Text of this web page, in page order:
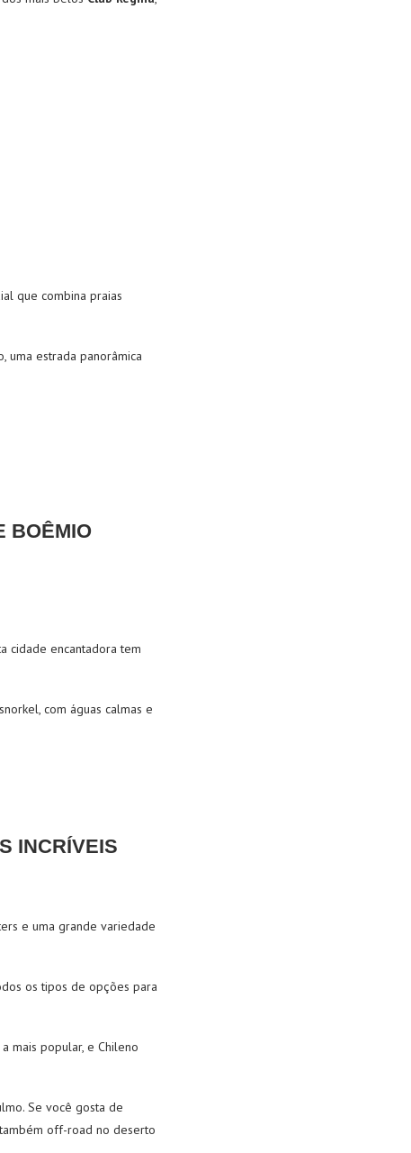
que combina praias
uma estrada panorâmica
BOÊMIO
cidade encantadora tem
com águas calmas e
INCRÍVEIS
e uma grande variedade
os tipos de opções para
mais popular, e Chileno
Se você gosta de
off-road no deserto